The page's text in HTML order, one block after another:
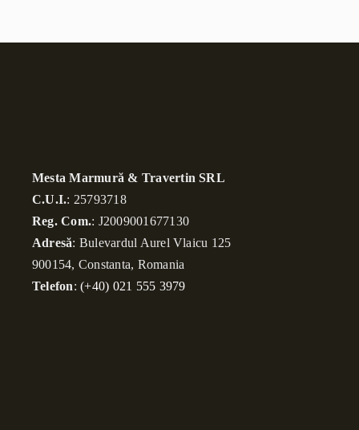
Mesta Marmură & Travertin SRL
C.U.I.: 25793718
Reg. Com.: J2009001677130
Adresă: Bulevardul Aurel Vlaicu 125
900154, Constanta, Romania
Telefon:(+40) 021 555 3979